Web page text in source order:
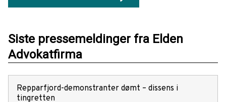
Siste pressemeldinger fra Elden
Advokatfirma
Repparfjord-demonstranter dømt – dissens i
tingretten